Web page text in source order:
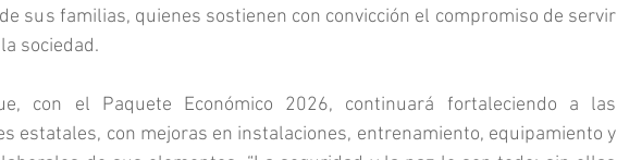
sus familias, quienes sostienen con convicción el compromiso de servir
sociedad.
con el Paquete Económico 2026, continuará fortaleciendo a las
estatales, con mejoras en instalaciones, entrenamiento, equipamiento y